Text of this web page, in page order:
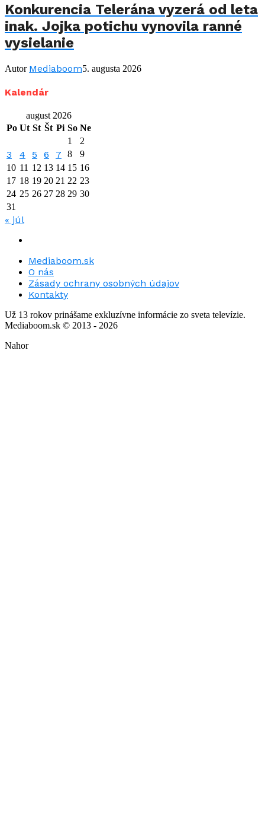
Konkurencia Telerána vyzerá od leta
inak. Jojka potichu vynovila ranné
vysielanie
Autor Mediaboom5. augusta 2026
Kalendár
august 2026
Po Ut St Št Pi So Ne
1
2
3 4 5 6 7 8
9
10 11 12 13 14 15 16
17 18 19 20 21 22 23
24 25 26 27 28 29 30
31
« júl
Mediaboom.sk
O nás
Zásady ochrany osobných údajov
Kontakty
Už 13 rokov prinášame exkluzívne informácie zo sveta televízie.
Mediaboom.sk © 2013 - 2026
Nahor